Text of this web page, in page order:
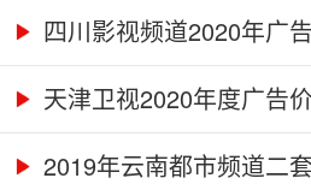
四川影视频道2020年广
天津卫视2020年度广告
2019年云南都市频道二